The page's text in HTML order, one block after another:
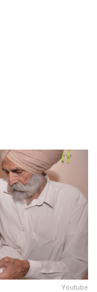
Youtube